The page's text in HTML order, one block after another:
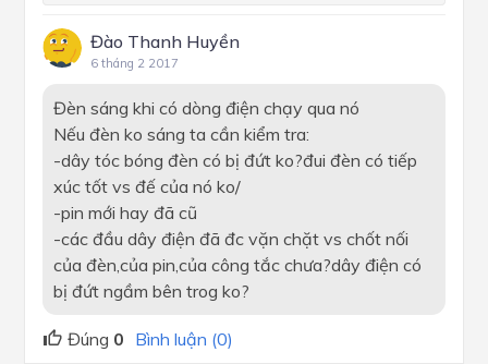
Đào Thanh Huyền
6 tháng 2 2017
Đèn sáng khi có dòng điện chạy qua nó
Nếu đèn ko sáng ta cần kiểm tra:
-dây tóc bóng đèn có bị đứt ko?đui đèn có tiếp
xúc tốt vs đế của nó ko/
-pin mới hay đã cũ
-các đầu dây điện đã đc vặn chặt vs chốt nối
của đèn,của pin,của công tắc chưa?dây điện có
bị đứt ngầm bên trog ko?
Đúng 0 Bình luận (0)